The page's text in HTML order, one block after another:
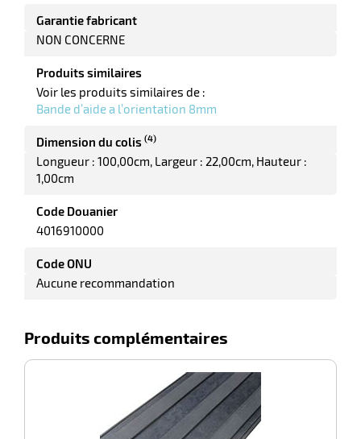
Garantie fabricant
NON CONCERNE
Produits similaires
Voir les produits similaires de :
Bande d’aide a l’orientation 8mm
Dimension du colis (4)
Longueur : 100,00cm Largeur : 22,00cm Hauteur :
1,00cm
Code Douanier
4016910000
Code ONU
Aucune recommandation
Produits complémentaires